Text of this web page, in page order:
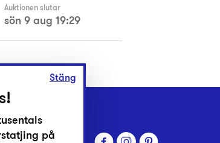
Auktionen slutar
sön 9 aug 19:29
Stäng
på